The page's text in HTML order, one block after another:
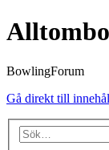
BowlingForum
Gå direkt till